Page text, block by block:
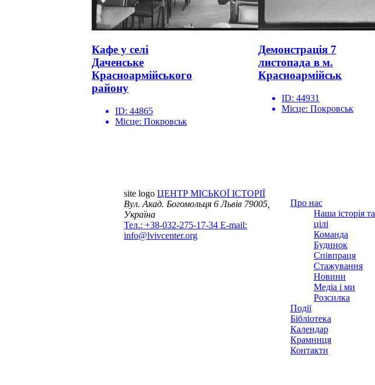
Кафе у селі
Даченське
Красноармійського
району
ID: 44865
Місце: Покровськ
Демонстрація 7
листопада в м.
Красноармійськ
ID: 44931
Місце: Покровськ
site logo ЦЕНТР МІСЬКОЇ ІСТОРІЇ
Вул. Акад. Богомольця 6Львів 79005,
Україна
Тел.: +38-032-275-17-34 E-mail:
info@lvivcenter.org
Про нас
Наша історія та
цілі
Команда
Будинок
Співпраця
Стажування
Новини
Медіа і ми
Розсилка
Події
Бібліотека
Календар
Крамниця
Контакти